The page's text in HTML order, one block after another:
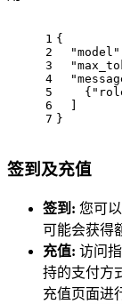
1
2
3
4
5
6
7
{
"model"
{
]
}
签到及充值
签到: 您可
可能会获得
充值: 访问
持的支付方
充值页面进